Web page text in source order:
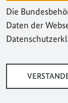
Die
Daten der
KONTAKT